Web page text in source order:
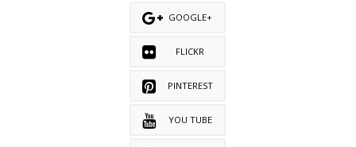
GOOGLE+
FLICKR
PINTEREST
YOU TUBE